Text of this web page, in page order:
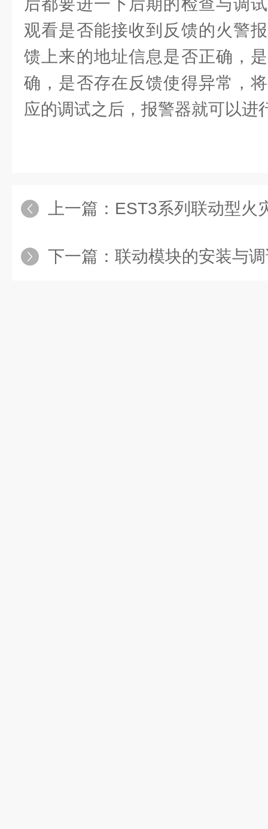
后都要进一下后期的检查与调
观看是否能接收到反馈的火警
馈上来的地址信息是否正确，
确，是否存在反馈使得异常，
应的调试之后，报警器就可以进
上一篇： EST3系列联动型火灾报警控制器的
下一篇： 联动模块的安装与